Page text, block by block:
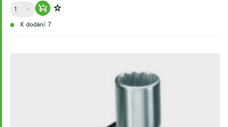
Množství
Warenkorb hinzufügen
Zur Wunschliste hinzufügen
K dodání: 7